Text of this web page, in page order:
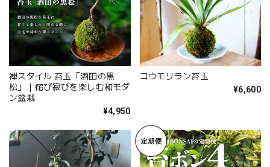
禅スタイル 苔玉「酒田の黒
松」｜侘び寂びを楽しむ和モダ
ン盆栽
¥4,950
コウモリラン苔玉
¥6,600